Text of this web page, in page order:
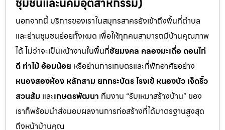
นอกจากนี้ บริการของเราในสมุทรสาครยังเข้าถึงพื้นที่ตำบล
และย่านชุมชนย่อยทั้งหมด เพื่อให้ทุกคนสามารถมีบ้านคุณภาพ
ได้ ไม่ว่าจะเป็นหน้างานในพื้นที่ชัยมงคล คลองมะเดื่อ ดอนไก่
ดี ท่าไม้ อ้อมน้อย หรือย่านการเกษตรและที่พักอาศัยอย่าง
หนองสองห้อง หลักสาม ยกกระบัตร โรงเข้ หนองบัว เจ็ดริ้ว
สวนส้ม และเกษตรพัฒนา ทีมงาน “รับเหมาสร้างบ้าน” ของ
เราก็พร้อมนำส่งมอบผลงานการก่อสร้างที่ได้มาตรฐานสูงสุด
ถึงหน้าบ้านคุณ